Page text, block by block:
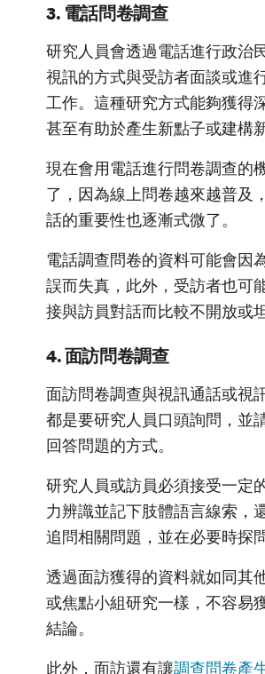
3. 電話問卷調查
研究人員會透過電話進行政治
視訊的方式與受訪者面談或進
工作。這種研究方式能夠獲得
甚至有助於產生新點子或建構
現在會用電話進行問卷調查的
了，因為線上問卷越來越普及
話的重要性也逐漸式微了。
電話調查問卷的資料可能會因
誤而失真，此外，受訪者也可
接與訪員對話而比較不開放或坦
4. 面訪問卷調查
面訪問卷調查與視訊通話或視
都是要研究人員口頭詢問，並
回答問題的方式。
研究人員或訪員必須接受一定
力辨識並記下肢體語言線索，
追問相關問題，並在必要時探
透過面訪獲得的資料就如同其
或焦點小組研究一樣，不容易
結論。
此外，面訪還有讓調查問卷產